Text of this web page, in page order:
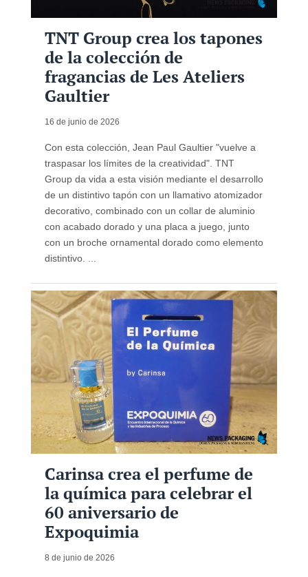
TNT Group crea los tapones
de la colección de
fragancias de Les Ateliers
Gaultier
16 de junio de 2026
Con esta colección, Jean Paul Gaultier "vuelve a
traspasar los límites de la creatividad". TNT
Group da vida a esta visión mediante el desarrollo
de un distintivo tapón con un llamativo atomizador
decorativo, combinado con un collar de aluminio
con acabado dorado y una placa a juego, junto
con un broche ornamental dorado como elemento
distintivo. ...
Carinsa crea el perfume de
la química para celebrar el
60 aniversario de
Expoquimia
8 de junio de 2026